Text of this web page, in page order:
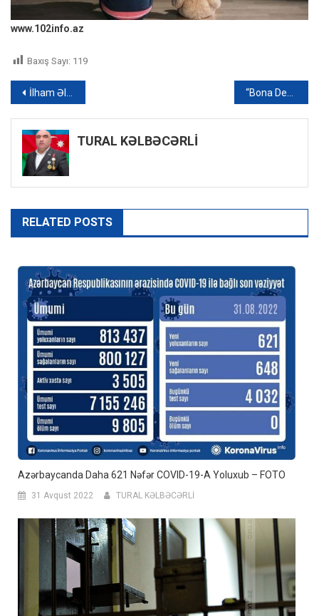
www.102info.az
Baxış Sayı: 119
Yazı
naviqasiyası
İlham Əliyev Qurbanqulu Berdiməhəmmədov ilə görüşdü – FOTO
TURAL KƏLBƏCƏRLİ
RELATED POSTS
Azərbaycanda Daha 621 Nəfər COVID-19-A Yoluxub – FOTO
31 Avqust 2022 TURAL KƏLBƏCƏRLİ